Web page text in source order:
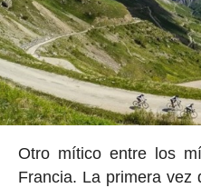
Otro mítico entre los
Francia. La primera vez